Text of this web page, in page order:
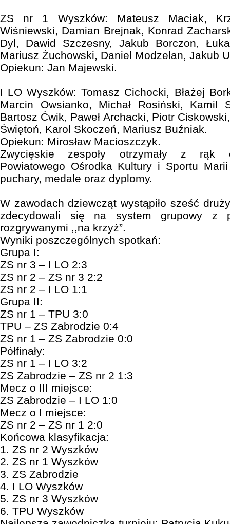
ZS nr 1 Wyszków: Mateusz Maciak,
Wiśniewski, Damian Brejnak, Konrad
Dyl, Dawid Szczesny, Jakub Borczon,
Mariusz Żuchowski, Daniel Modzelan, Jakub
Opiekun: Jan Majewski.
I LO Wyszków: Tomasz Cichocki, Błażej
Marcin Owsianko, Michał Rosiński, Kamil
Bartosz Ćwik, Paweł Archacki, Piotr
Świętoń, Karol Skoczeń, Mariusz Buźniak.
Opiekun: Mirosław Macioszczyk.
Zwycięskie zespoły otrzymały z rąk
Powiatowego Ośrodka Kultury i Sportu
puchary, medale oraz dyplomy.
W zawodach dziewcząt wystąpiło sześć
zdecydowali się na system grupowy z
rozgrywanymi ,,na krzyż”.
Wyniki poszczególnych spotkań:
Grupa I:
ZS nr 3 – I LO 2:3
ZS nr 2 – ZS nr 3 2:2
ZS nr 2 – I LO 1:1
Grupa II:
ZS nr 1 – TPU 3:0
TPU – ZS Zabrodzie 0:4
ZS nr 1 – ZS Zabrodzie 0:0
Półfinały:
ZS nr 1 – I LO 3:2
ZS Zabrodzie – ZS nr 2 1:3
Mecz o III miejsce:
ZS Zabrodzie – I LO 1:0
Mecz o I miejsce:
ZS nr 2 – ZS nr 1 2:0
Końcowa klasyfikacja:
1. ZS nr 2 Wyszków
2. ZS nr 1 Wyszków
3. ZS Zabrodzie
4. I LO Wyszków
5. ZS nr 3 Wyszków
6. TPU Wyszków